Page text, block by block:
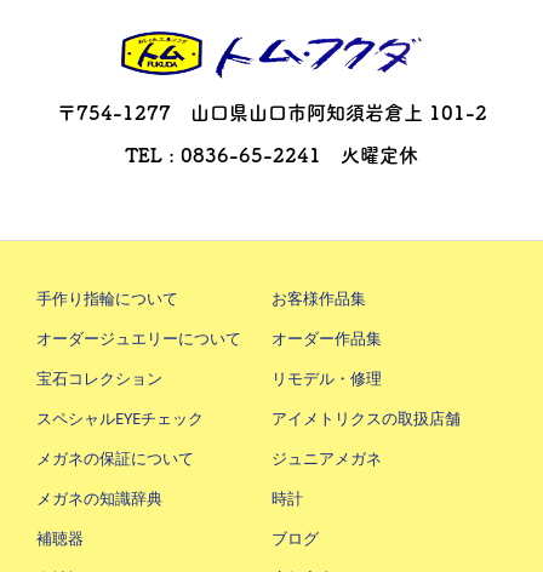
〒754-1277 山口県山口市阿知須岩倉上 101-2
TEL : 0836-65-2241 火曜定休
手作り指輪について
お客様作品集
オーダージュエリーについて
オーダー作品集
宝石コレクション
リモデル・修理
スペシャルEYEチェック
アイメトリクスの取扱店舗
メガネの保証について
ジュニアメガネ
メガネの知識辞典
時計
補聴器
ブログ